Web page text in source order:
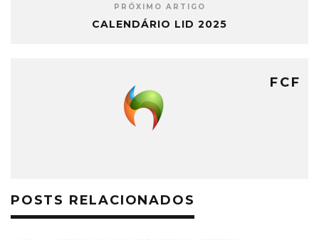
PRÓXIMO ARTIGO
CALENDÁRIO LID 2025
FCF
POSTS RELACIONADOS